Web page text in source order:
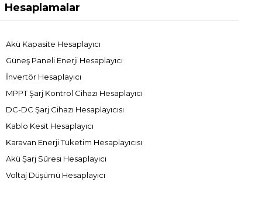
Hesaplamalar
Akü Kapasite Hesaplayıcı
Güneş Paneli Enerji Hesaplayıcı
İnvertör Hesaplayıcı
MPPT Şarj Kontrol Cihazı Hesaplayıcı
DC-DC Şarj Cihazı Hesaplayıcısı
Kablo Kesit Hesaplayıcı
Karavan Enerji Tüketim Hesaplayıcısı
Akü Şarj Süresi Hesaplayıcı
Voltaj Düşümü Hesaplayıcı